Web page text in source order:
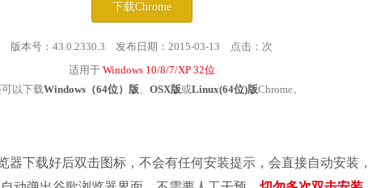
下载Chrome
版本号：43.0.2330.3 发布日期：2015-03-13 点击： 次
适用于 Windows 10/8/7/XP 32位
以下载Windows（64位）版、 OSX版或Linux(64位)版Chrome。
器下载好后双击图标，不会有任何安装提示，会直接自动安装